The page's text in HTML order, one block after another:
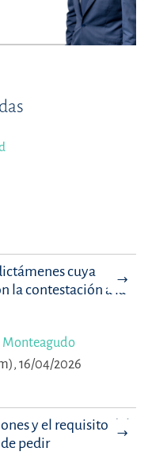
cuya
la contestación a la
16/04/2026
y el requisito del
pedir